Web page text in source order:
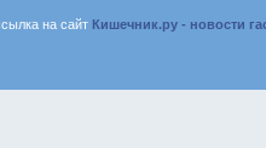
на сайт Кишечник.ру - новости